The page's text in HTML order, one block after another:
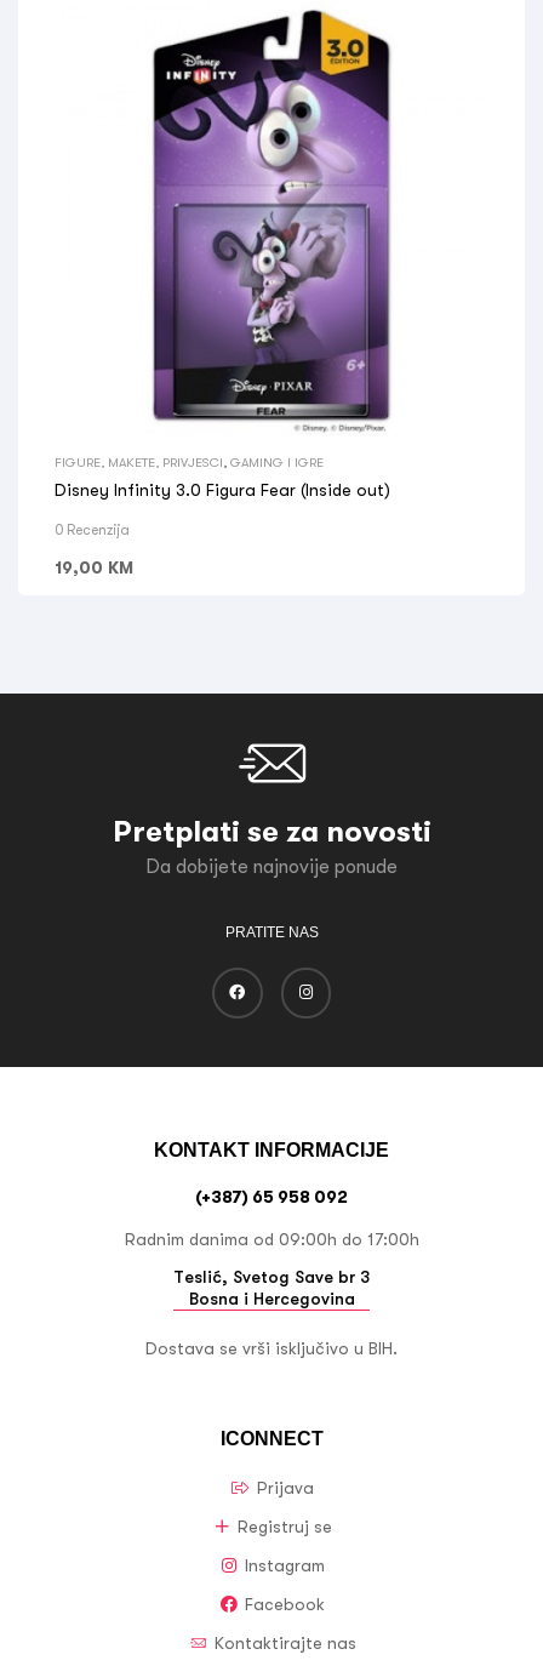
FIGURE, MAKETE, PRIVJESCI GAMING I IGRE
Disney Infinity 3.0 Figura Fear (Inside out)
0 Recenzija
19,00 KM
Pretplati se za novosti
Da dobijete najnovije ponude
PRATITE NAS
ICONNECT
Prijava
Registruj se
Instagram
Facebook
Kontaktirajte nas
KONTAKT INFORMACIJE
(+387) 65 958 092
Radnim danima od 09:00h do 17:00h
Teslić, Svetog Save br 3
Bosna i Hercegovina
Dostava se vrši isključivo u BIH.